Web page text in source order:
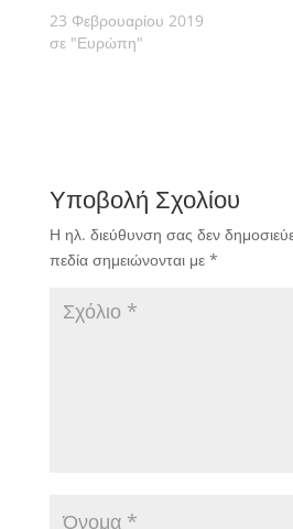
23 Φεβρουαρίου 2019
σε "Ευρώπη"
Υποβολή Σχολίου
Η ηλ. διεύθυνση σας δεν
πεδία σημειώνονται με *